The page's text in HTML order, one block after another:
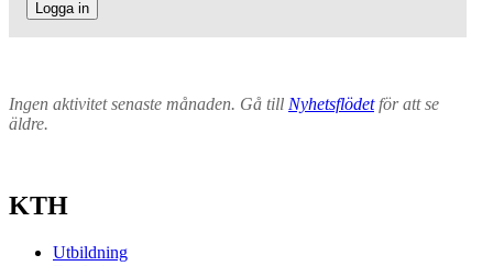
Logga in
Ingen aktivitet senaste månaden. Gå till Nyhetsflödetför att se
äldre.
KTH
Utbildning